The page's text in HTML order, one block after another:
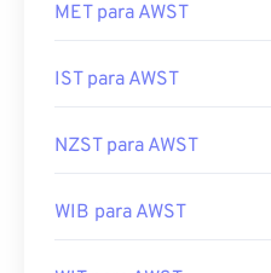
MET para AWST
IST para AWST
NZST para AWST
WIB para AWST